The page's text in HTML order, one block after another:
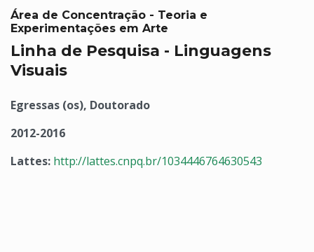
Área de Concentração - Teoria e
Experimentações em Arte
Linha de Pesquisa - Linguagens
Visuais
Egressas (os), Doutorado
2012-2016
Lattes: http://lattes.cnpq.br/1034446764630543